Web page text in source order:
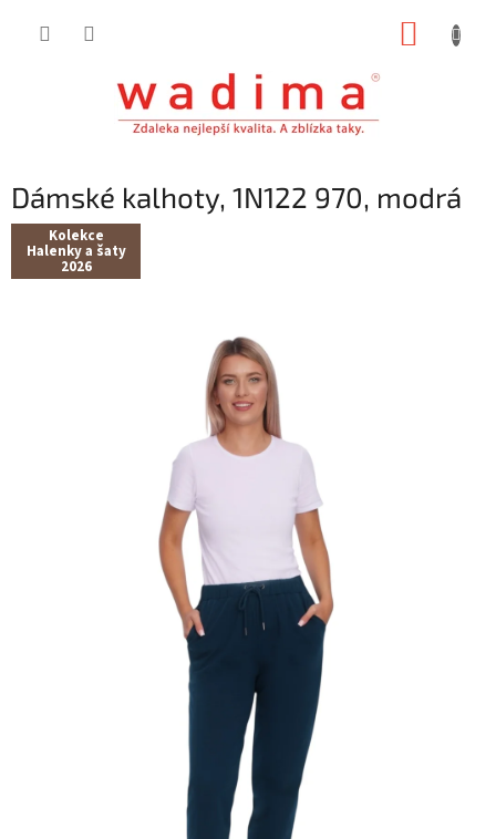
Dámské kalhoty, 1N122 970, modrá
Kolekce
Halenky a šaty
2026